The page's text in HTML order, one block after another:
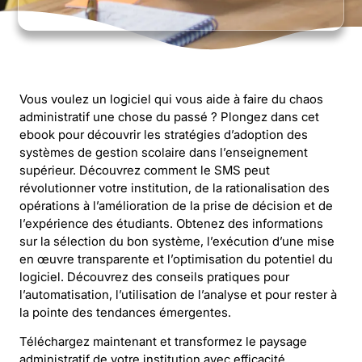
Vous voulez un logiciel qui vous aide à faire du chaos
administratif une chose du passé ? Plongez dans cet
ebook pour découvrir les stratégies d’adoption des
systèmes de gestion scolaire dans l’enseignement
supérieur. Découvrez comment le SMS peut
révolutionner votre institution, de la rationalisation des
opérations à l’amélioration de la prise de décision et de
l’expérience des étudiants. Obtenez des informations
sur la sélection du bon système, l’exécution d’une mise
en œuvre transparente et l’optimisation du potentiel du
logiciel. Découvrez des conseils pratiques pour
l’automatisation, l’utilisation de l’analyse et pour rester à
la pointe des tendances émergentes.
Téléchargez maintenant et transformez le paysage